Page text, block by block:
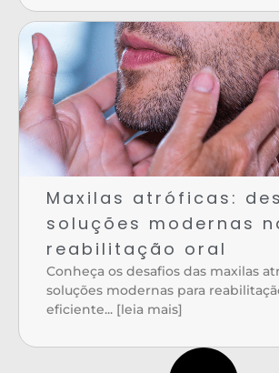
Maxilas atróficas:
soluções modernas
reabilitação oral
Conheça os desafios das maxilas
soluções modernas para
eficiente... [leia mais]